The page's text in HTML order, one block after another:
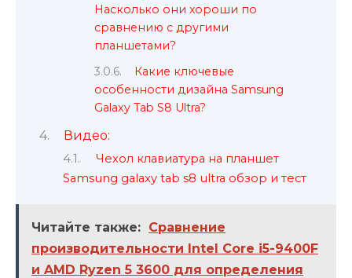
Насколько они хороши по
сравнению с другими
планшетами?
Какие ключевые
особенности дизайна Samsung
Galaxy Tab S8 Ultra?
Видео:
Чехол клавиатура на планшет
Samsung galaxy tab s8 ultra обзор и тест
Читайте также: Сравнение
производительности Intel Core i5-9400F
и AMD Ryzen 5 3600 для определения